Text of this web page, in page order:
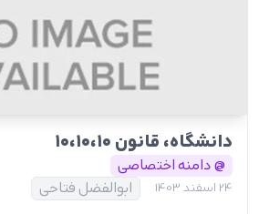
دانشگاه، قانون ۱۰،۱۰،۱۰
@ دامنه اختصاصی
24 اسفند 1403 ابوالفضل فتاحی